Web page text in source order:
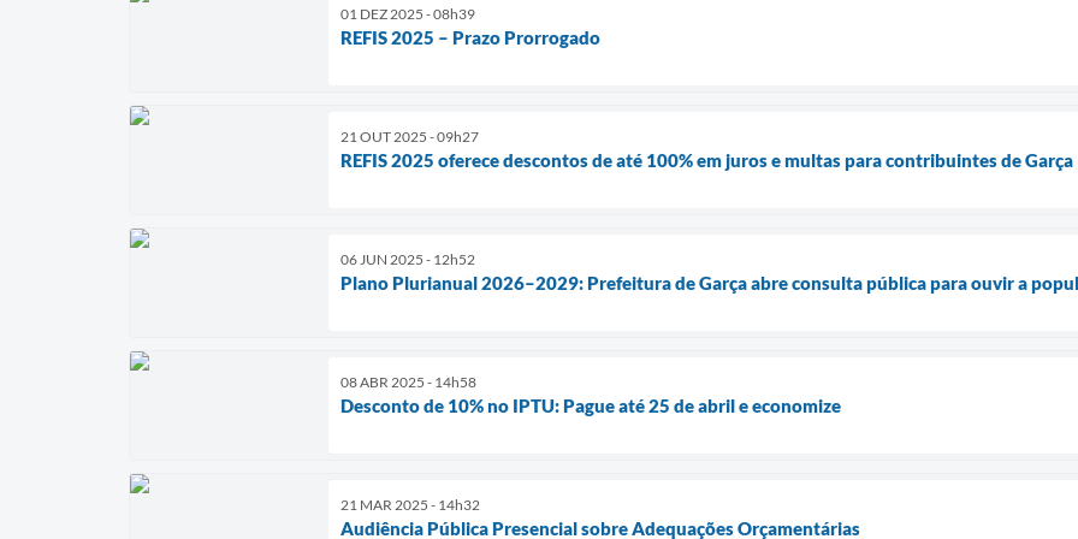
01 DEZ 2025 - 08h39
REFIS 2025 – Prazo Prorrogado
21 OUT 2025 - 09h27
REFIS 2025 oferece descontos de até 100% em juros e multas para contribuintes de Garça
06 JUN 2025 - 12h52
Plano Plurianual 2026–2029: Prefeitura de Garça abre consulta pública para ouvir a
08 ABR 2025 - 14h58
Desconto de 10% no IPTU: Pague até 25 de abril e economize
21 MAR 2025 - 14h32
Audiência Pública Presencial sobre Adequações Orçamentárias